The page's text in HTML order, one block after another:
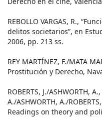
REBOLLO VARGAS, R.,
delitos societarios”, en
2006, pp. 213 ss.
REY MARTÍNEZ, F./MATA
Prostitución y Derecho,
ROBERTS, J./ASHWORTH,
A./ASHWORTH, A./
Readings on theory and